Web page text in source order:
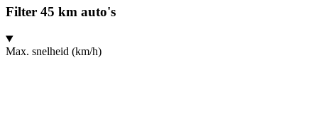
Filter 45 km auto's
Max. snelheid (km/h)